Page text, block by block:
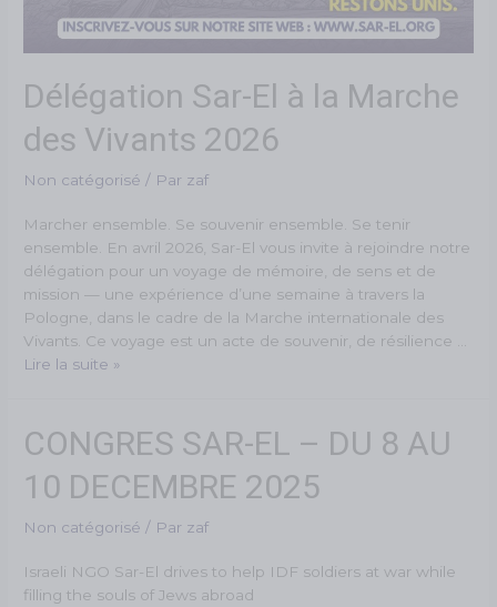
Délégation Sar-El à la Marche
des Vivants 2026
Non catégorisé / Par zaf
Marcher ensemble. Se souvenir ensemble. Se tenir
ensemble. En avril 2026, Sar-El vous invite à rejoindre notre
délégation pour un voyage de mémoire, de sens et de
mission — une expérience d’une semaine à travers la
Pologne, dans le cadre de la Marche internationale des
Vivants. Ce voyage est un acte de souvenir, de résilience …
Lire la suite »
CONGRES SAR-EL – DU 8 AU
10 DECEMBRE 2025
Non catégorisé / Par zaf
Israeli NGO Sar-El drives to help IDF soldiers at war while
filling the souls of Jews abroad